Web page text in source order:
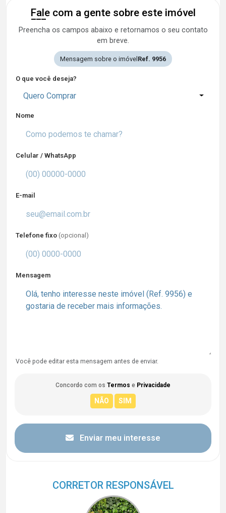
Fale com a gente sobre este imóvel
Preencha os campos abaixo e retornamos o seu contato
em breve.
Mensagem sobre o imóvelRef. 9956
O que você deseja?
Quero Comprar
Nome
Celular / WhatsApp
E-mail
Telefone fixo (opcional)
Mensagem
Você pode editar esta mensagem antes de enviar.
Concordo com os Termos e Privacidade
Enviar meu interesse
CORRETOR RESPONSÁVEL